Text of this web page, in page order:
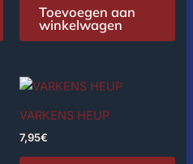
Toevoegen aan
winkelwagen
VARKENS HEUP
7,95€